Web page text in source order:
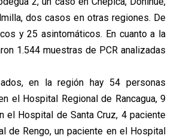
dos casos en otras regiones. De
y 25 asintomáticos. En cuanto a la
1.544 muestras de PCR analizadas
en la región hay 54 personas
el Hospital Regional de Rancagua, 9
el Hospital de Santa Cruz, 4 paciente
de Rengo, un paciente en el Hospital